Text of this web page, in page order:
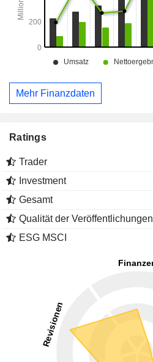
Mehr Finanzdaten
Ratings
Trader
Investment
Gesamt
Qualität der Veröffentlichungen
ESG MSCI